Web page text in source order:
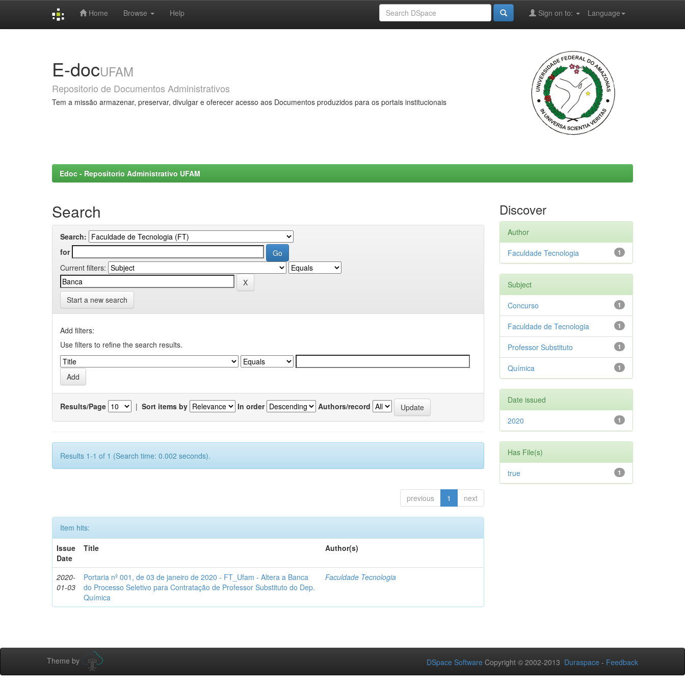
Home Browse Help Language
Sign on to:
E-docUFAM
Repositorio de Documentos Administrativos
Tem a missão armazenar, preservar, divulgar e oferecer acesso aos Documentos produzidos para os portais institucionais
Edoc - Repositorio Administrativo UFAM
Search
Search:
for
Current filters:
Start a new search
Add filters:
Use filters to refine the search results.
Results/Page | Sort items by In order Authors/record
Results 1-1 of 1 (Search time: 0.002 seconds).
previous 1 next
Item hits:
Issue
Date
Title Author(s)
2020-
01-03
Portaria nº 001, de 03 de janeiro de 2020 - FT_Ufam - Altera a Banca
do Processo Seletivo para Contratação de Professor Substituto do Dep.
Química
Faculdade Tecnologia
Discover
Author
1
Faculdade Tecnologia
Subject
1
Concurso
1
Faculdade de Tecnologia
1
Professor Substituto
1
Química
Date issued
1
2020
Has File(s)
1
true
Theme by DSpace Software Copyright © 2002-2013 Duraspace - Feedback